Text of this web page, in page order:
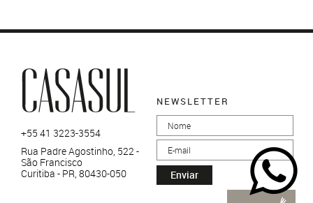
+55 41 3223-3554
Rua Padre Agostinho, 522 -
São Francisco
Curitiba - PR, 80430-050
NEWSLETTER
Enviar